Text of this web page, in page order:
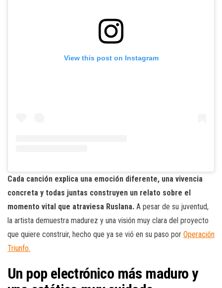
View this post on Instagram
Cada canción explica una emoción diferente, una vivencia
concreta y todas juntas construyen un relato sobre el
momento vital que atraviesa Ruslana. A pesar de su juventud,
la artista demuestra madurez y una visión muy clara del proyecto
que quiere construir, hecho que ya se vió en su paso por Operación
Triunfo.
Un pop electrónico más maduro y